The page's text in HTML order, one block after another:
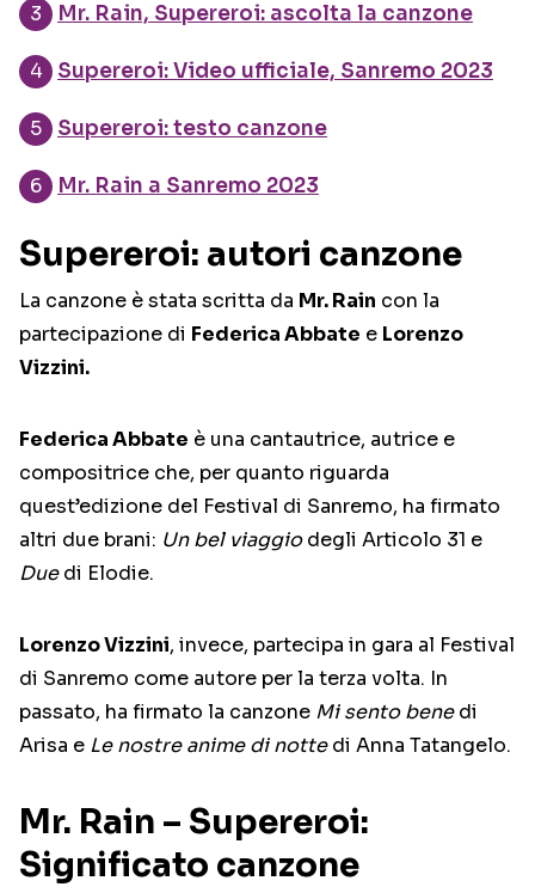
Mr. Rain, Supereroi: ascolta la canzone
Supereroi: Video ufficiale, Sanremo 2023
Supereroi: testo canzone
Mr. Rain a Sanremo 2023
Supereroi: autori canzone
La canzone è stata scritta da Mr. Rain con la
partecipazione di Federica Abbate e Lorenzo
Vizzini.
Federica Abbate è una cantautrice, autrice e
compositrice che, per quanto riguarda
quest’edizione del Festival di Sanremo, ha firmato
altri due brani: Un bel viaggiodegli Articolo 31 e
Duedi Elodie.
Lorenzo Vizzini, invece, partecipa in gara al Festival
di Sanremo come autore per la terza volta. In
passato, ha firmato la canzone Mi sento benedi
Arisa e Le nostre anime di nottedi Anna Tatangelo.
Mr. Rain – Supereroi:
Significato canzone